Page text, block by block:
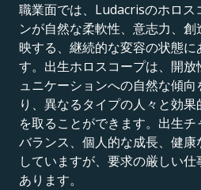
職業面では、Ludacrisのホロス
ンが自然な柔軟性、意志力、創
映する、継続的な変容の状態に
す。出生ホロスコープは、開放
ュニケーションへの自然な傾向
り、異なるタイプの人々と効果
を取ることができます。出生チ
バランス、個人的な成長、健康
していますが、要求の厳しい仕
あります。